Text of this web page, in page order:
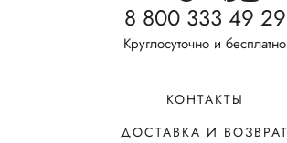
8 800 333 49 29
Круглосуточно и бесплатно
КОНТАКТЫ
ДОСТАВКА И ВОЗВРАТ